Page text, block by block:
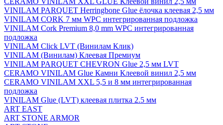
VINILAM PARQUET Herringbone Glue ёлочка клеевая 2,5 мм
VINILAM CORK 7 мм WPC интегрированная подложка
VINILAM Cork Premium 8,0 mm WPC интегрированная
подложка
VINILAM Click LVT (Винилам Клик)
VINILAM (Винилам) Клеевая Премиум
VINILAM PARQUET CHEVRON Glue 2,5 мм LVT
CERAMO VINILAM Glue Камни Клеевой винил 2,5 мм
CERAMO VINILAM XXL 5,5 и 8 мм интегрированная
подложка
VINILAM Glue (LVT) клеевая плитка 2.5 мм
ART EAST
ART STONE ARMOR